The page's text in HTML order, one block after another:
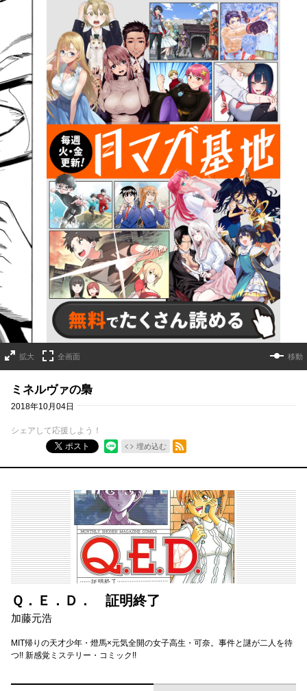
詳細ページへのリンク
拡大 全画面 移動
ミネルヴァの梟
2018年10月04日
シェアして応援しよう！
ポスト
埋め込む
RSSフィード
Ｑ．Ｅ．Ｄ． 証明終了
加藤元浩
MIT帰りの天才少年・燈馬×元気全開の女子高生・可奈。事件と謎が二人を待
つ!! 新感覚ミステリー・コミック!!